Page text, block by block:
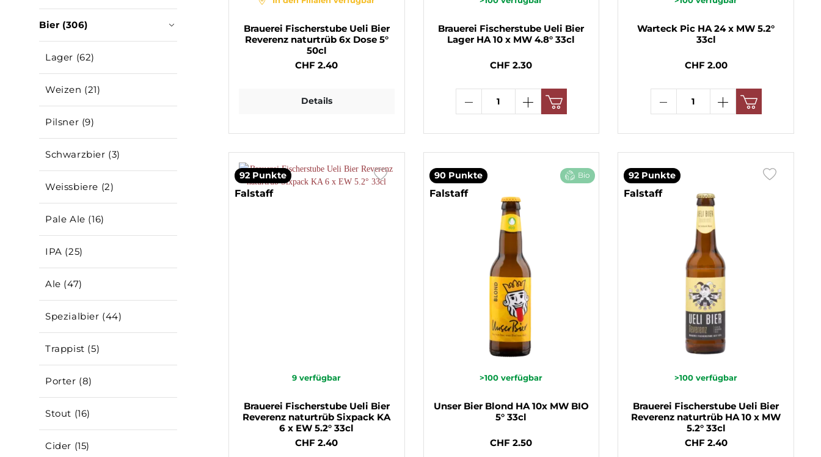
Bier (306)
Lager (62)
Weizen (21)
Pilsner (9)
Schwarzbier (3)
Weissbiere (2)
Pale Ale (16)
IPA (25)
Ale (47)
Spezialbier (44)
Trappist (5)
Porter (8)
Stout (16)
Cider (15)
Brauerei Fischerstube Ueli Bier
Reverenz naturtrüb 6x Dose 5°
50cl
CHF 2.40
Details
Brauerei Fischerstube Ueli Bier
Lager HA 10 x MW 4.8° 33cl
CHF 2.30
Warteck Pic HA 24 x MW 5.2°
33cl
CHF 2.00
92 Punkte
Falstaff
9 verfügbar
Brauerei Fischerstube Ueli Bier
Reverenz naturtrüb Sixpack KA
6 x EW 5.2° 33cl
CHF 2.40
90 Punkte
Falstaff
Bio
>100 verfügbar
Unser Bier Blond HA 10x MW BIO
5° 33cl
CHF 2.50
92 Punkte
Falstaff
>100 verfügbar
Brauerei Fischerstube Ueli Bier
Reverenz naturtrüb HA 10 x MW
5.2° 33cl
CHF 2.40